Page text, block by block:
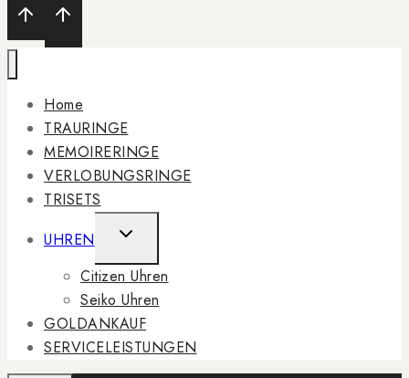
Home
TRAURINGE
MEMOIRERINGE
VERLOBUNGSRINGE
TRISETS
UHREN
TOGGLE
CHILD
MENU
Citizen Uhren
Seiko Uhren
GOLDANKAUF
SERVICELEISTUNGEN